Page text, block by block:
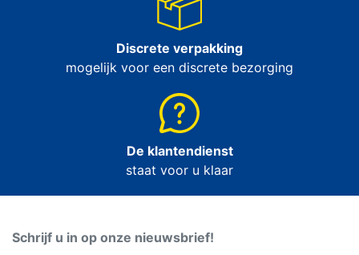
Discrete verpakking
mogelijk voor een discrete bezorging
De klantendienst
staat voor u klaar
Schrijf u in op onze nieuwsbrief!